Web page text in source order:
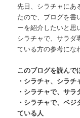
先日、 シラチャにあ
たので、ブログを書
ーを紹介したいと思
シラチャで、サラダ
ている方の参考にな
このブログを読んで
・シラチャ、シラチ
・シラチャで、サ
・シラチャで、ベ
ている人